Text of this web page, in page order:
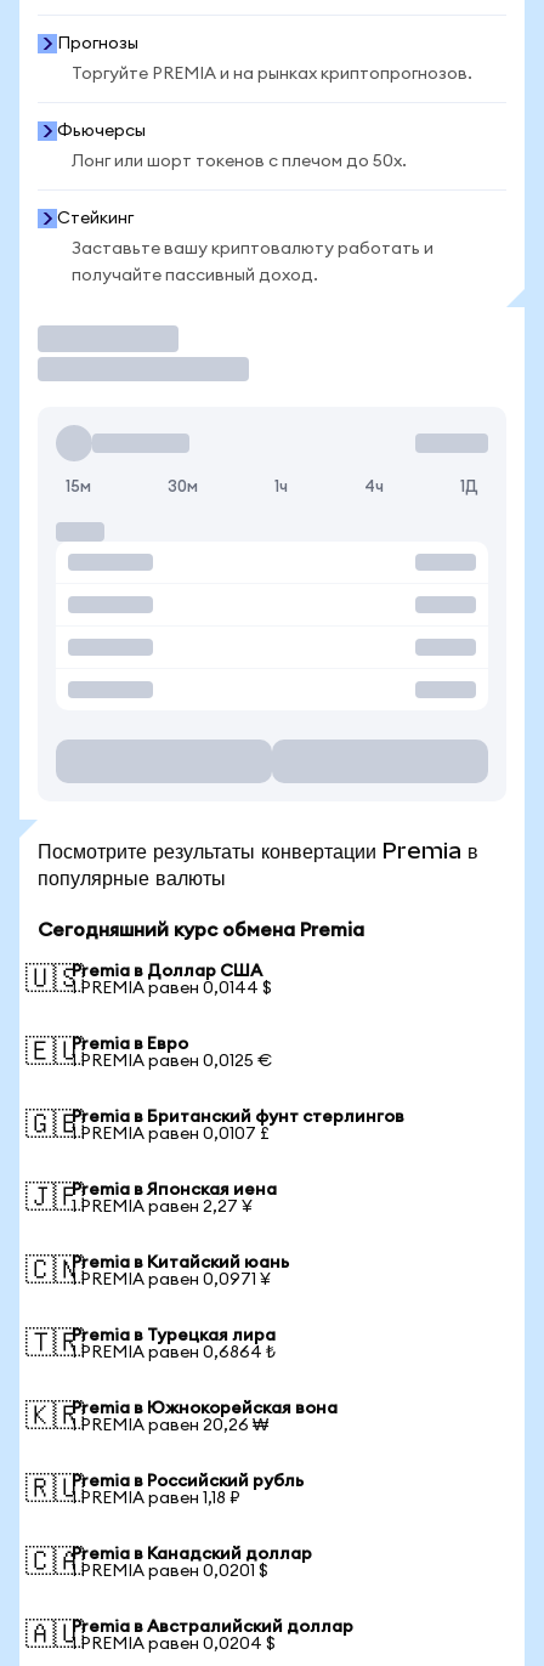
Прогнозы
Торгуйте PREMIA и на рынках криптопрогнозов.
Фьючерсы
Лонг или шорт токенов с плечом до 50x.
Стейкинг
Заставьте вашу криптовалюту работать и
получайте пассивный доход.
15м 30м 1ч 4ч 1Д
Посмотрите результаты конвертации Premia в
популярные валюты
Сегодняшний курс обмена Premia
🇺🇸Premia в Доллар США
1 PREMIA равен 0,0144 $
🇪🇺Premia в Евро
1 PREMIA равен 0,0125 €
🇬🇧Premia в Британский фунт стерлингов
1 PREMIA равен 0,0107 £
🇯🇵Premia в Японская иена
1 PREMIA равен 2,27 ¥
🇨🇳Premia в Китайский юань
1 PREMIA равен 0,0971 ¥
🇹🇷Premia в Турецкая лира
1 PREMIA равен 0,6864 ₺
🇰🇷Premia в Южнокорейская вона
1 PREMIA равен 20,26 ₩
🇷🇺Premia в Российский рубль
1 PREMIA равен 1,18 ₽
🇨🇦Premia в Канадский доллар
1 PREMIA равен 0,0201 $
🇦🇺Premia в Австралийский доллар
1 PREMIA равен 0,0204 $